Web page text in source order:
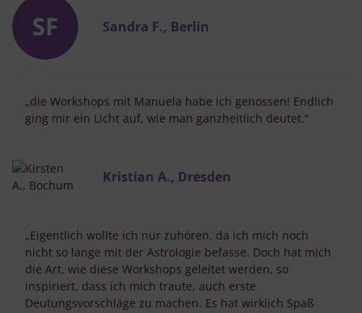
Sandra F., Berlin
„die Workshops mit Manuela habe ich genossen! Endlich
ging mir ein Licht auf, wie man ganzheitlich deutet.“
Kristian A., Dresden
„Eigentlich wollte ich nur zuhören, da ich mich noch
nicht so lange mit der Astrologie befasse. Doch hat mich
die Art, wie diese Workshops geleitet werden, so
inspiriert, dass ich mich traute, auch erste
Deutungsvorschläge zu machen. Es hat wirklich Spaß